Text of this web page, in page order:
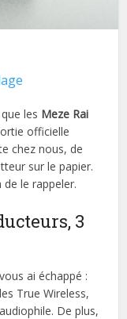
les Meze Rai
officielle
chez nous, de
sur le papier.
de le rappeler.
3
ai échappé :
True Wireless,
De plus,